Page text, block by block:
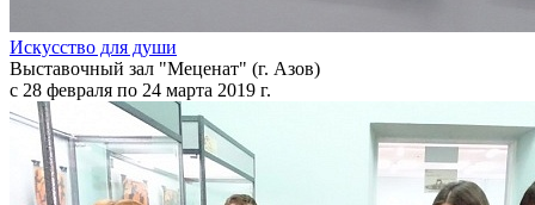
Искусство для души
Выставочный зал "Меценат" (г. Азов)
с 28 февраля по 24 марта 2019 г.